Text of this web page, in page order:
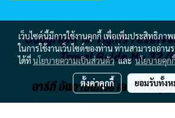
Copyright all rights
Travel Guide No.32/
อาร์ที อันดามันทัวร์ เลขที่ใบอนุ
เว็บไซต์นี้มีการใช้งานคุกกี้ เพื่อเพิ่มประสิทธิภา
ในการใช้งานเว็บไซต์ของท่าน ท่านสามารถอ่าน
ได้ที่นโยบายความเป็นส่วนตัวและนโยบายคุก
ตั้งค่าคุกกี้ ยอมรับทั้ง